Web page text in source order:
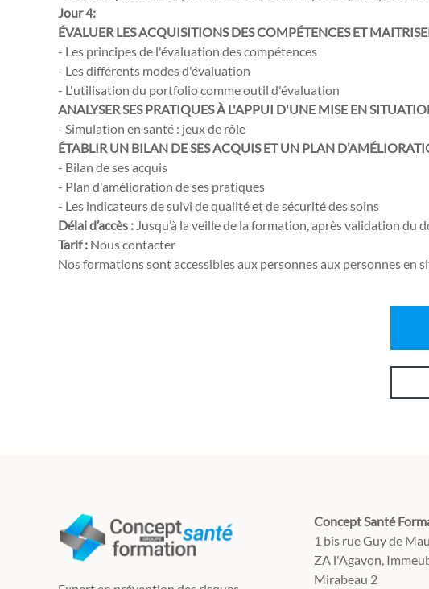
Jour 4:
ÉVALUER LES ACQUISITIONS DES COMPÉTENCES ET
- Les principes de l'évaluation des compétences
- Les différents modes d'évaluation
- L'utilisation du portfolio comme outil d'évaluation
ANALYSER SES PRATIQUES À L'APPUI D'UNE MISE EN
- Simulation en santé : jeux de rôle
ÉTABLIR UN BILAN DE SES ACQUIS ET UN PLAN
- Bilan de ses acquis
- Plan d'amélioration de ses pratiques
- Les indicateurs de suivi de qualité et de sécurité des soins
Délai d’accès : Jusqu’à la veille de la formation, après validation du
Tarif : Nous contacter
Nos formations sont accessibles aux personnes aux personnes en
Concept Santé
1 bis rue Guy de
ZA l'Agavon,
Mirabeau 2